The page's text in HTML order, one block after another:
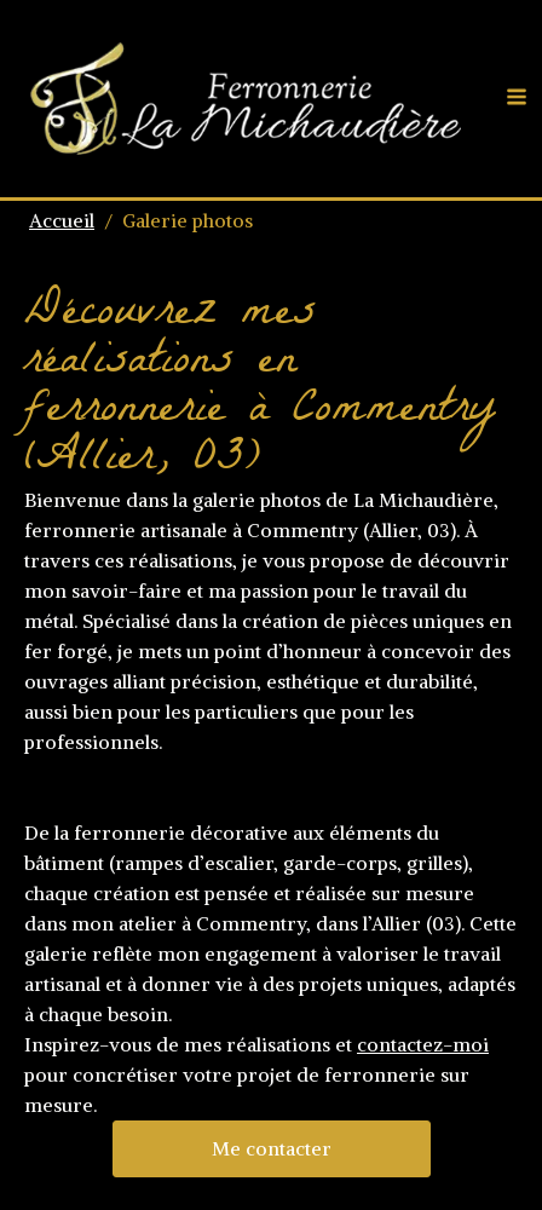
Accueil / Galerie photos
Découvrez mes
réalisations en
ferronnerie à Commentry
(Allier, 03)
Bienvenue dans la galerie photos de La Michaudière,
ferronnerie artisanale à Commentry (Allier, 03). À
travers ces réalisations, je vous propose de découvrir
mon savoir-faire et ma passion pour le travail du
métal. Spécialisé dans la création de pièces uniques en
fer forgé, je mets un point d’honneur à concevoir des
ouvrages alliant précision, esthétique et durabilité,
aussi bien pour les particuliers que pour les
professionnels.
De la ferronnerie décorative aux éléments du
bâtiment (rampes d’escalier, garde-corps, grilles),
chaque création est pensée et réalisée sur mesure
dans mon atelier à Commentry, dans l’Allier (03). Cette
galerie reflète mon engagement à valoriser le travail
artisanal et à donner vie à des projets uniques, adaptés
à chaque besoin.
Inspirez-vous de mes réalisations et contactez-moi
pour concrétiser votre projet de ferronnerie sur
mesure.
Me contacter